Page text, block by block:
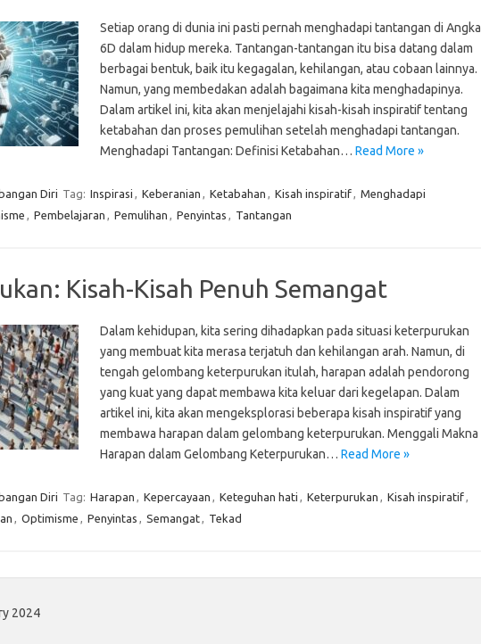
Setiap orang di dunia ini pasti pernah menghadapi tantangan di Angka
6D dalam hidup mereka. Tantangan-tantangan itu bisa datang dalam
berbagai bentuk, baik itu kegagalan, kehilangan, atau cobaan lainnya.
Namun, yang membedakan adalah bagaimana kita menghadapinya.
Dalam artikel ini, kita akan menjelajahi kisah-kisah inspiratif tentang
ketabahan dan proses pemulihan setelah menghadapi tantangan.
Menghadapi Tantangan: Definisi Ketabahan… Read More »
Diri Tag: Inspirasi , Keberanian , Ketabahan , Kisah inspiratif, Menghadapi
, Pembelajaran , Pemulihan , Penyintas , Tantangan
Kisah-Kisah Penuh Semangat
Dalam kehidupan, kita sering dihadapkan pada situasi keterpurukan
yang membuat kita merasa terjatuh dan kehilangan arah. Namun, di
tengah gelombang keterpurukan itulah, harapan adalah pendorong
yang kuat yang dapat membawa kita keluar dari kegelapan. Dalam
artikel ini, kita akan mengeksplorasi beberapa kisah inspiratif yang
membawa harapan dalam gelombang keterpurukan. Menggali Makna
Harapan dalam Gelombang Keterpurukan… Read More »
Diri Tag: Harapan , Kepercayaan , Keteguhan hati , Keterpurukan , Kisah inspiratif,
, Optimisme , Penyintas , Semangat, Tekad
2024